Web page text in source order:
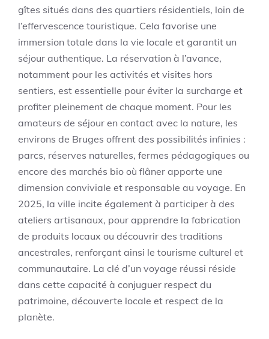
gîtes situés dans des quartiers résidentiels, loin de
l’effervescence touristique. Cela favorise une
immersion totale dans la vie locale et garantit un
séjour authentique. La réservation à l’avance,
notamment pour les activités et visites hors
sentiers, est essentielle pour éviter la surcharge et
profiter pleinement de chaque moment. Pour les
amateurs de séjour en contact avec la nature, les
environs de Bruges offrent des possibilités infinies :
parcs, réserves naturelles, fermes pédagogiques ou
encore des marchés bio où flâner apporte une
dimension conviviale et responsable au voyage. En
2025, la ville incite également à participer à des
ateliers artisanaux, pour apprendre la fabrication
de produits locaux ou découvrir des traditions
ancestrales, renforçant ainsi le tourisme culturel et
communautaire. La clé d’un voyage réussi réside
dans cette capacité à conjuguer respect du
patrimoine, découverte locale et respect de la
planète.